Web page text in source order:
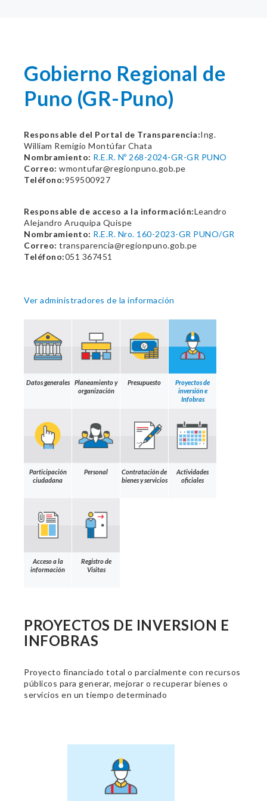
Gobierno Regional de
Puno (GR-Puno)
Responsable del Portal de Transparencia:Ing.
William Remigio Montúfar Chata
Nombramiento: R.E.R. Nº 268-2024-GR-GR PUNO
Correo: wmontufar@regionpuno.gob.pe
Teléfono:959500927
Responsable de acceso a la información:Leandro
Alejandro Aruquipa Quispe
Nombramiento: R.E.R. Nro. 160-2023-GR PUNO/GR
Correo: transparencia@regionpuno.gob.pe
Teléfono:051 367451
Ver administradores de la información
Datos generales
Planeamiento y
organización
Presupuesto
Proyectos de
inversión e
Infobras
Participación
ciudadana
Personal
Contratación de
bienes y servicios
Actividades
oficiales
Acceso a la
información
Registro de
Visitas
PROYECTOS DE INVERSION E
INFOBRAS
Proyecto financiado total o parcialmente con recursos
públicos para generar, mejorar o recuperar bienes o
servicios en un tiempo determinado